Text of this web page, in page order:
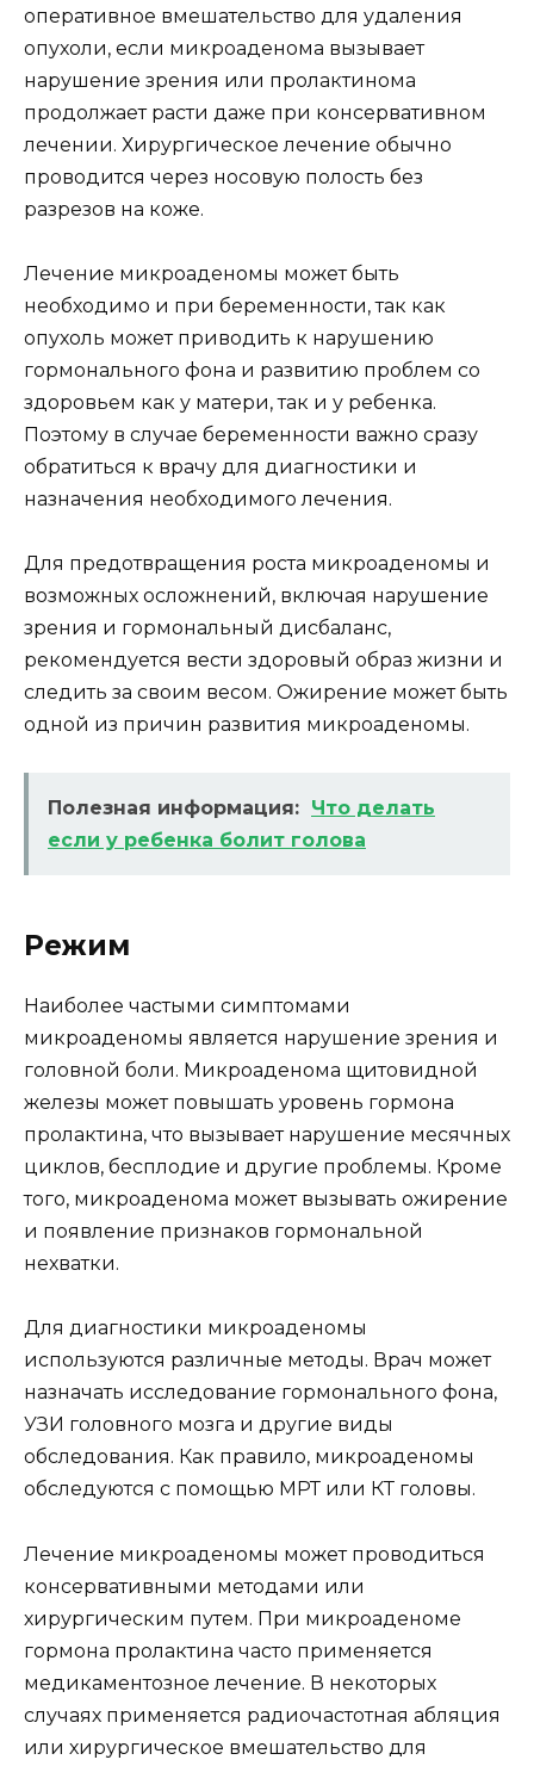
оперативное вмешательство для удаления
опухоли, если микроаденома вызывает
нарушение зрения или пролактинома
продолжает расти даже при консервативном
лечении. Хирургическое лечение обычно
проводится через носовую полость без
разрезов на коже.
Лечение микроаденомы может быть
необходимо и при беременности, так как
опухоль может приводить к нарушению
гормонального фона и развитию проблем со
здоровьем как у матери, так и у ребенка.
Поэтому в случае беременности важно сразу
обратиться к врачу для диагностики и
назначения необходимого лечения.
Для предотвращения роста микроаденомы и
возможных осложнений, включая нарушение
зрения и гормональный дисбаланс,
рекомендуется вести здоровый образ жизни и
следить за своим весом. Ожирение может быть
одной из причин развития микроаденомы.
Полезная информация: Что делать
если у ребенка болит голова
Режим
Наиболее частыми симптомами
микроаденомы является нарушение зрения и
головной боли. Микроаденома щитовидной
железы может повышать уровень гормона
пролактина, что вызывает нарушение месячных
циклов, бесплодие и другие проблемы. Кроме
того, микроаденома может вызывать ожирение
и появление признаков гормональной
нехватки.
Для диагностики микроаденомы
используются различные методы. Врач может
назначать исследование гормонального фона,
УЗИ головного мозга и другие виды
обследования. Как правило, микроаденомы
обследуются с помощью МРТ или КТ головы.
Лечение микроаденомы может проводиться
консервативными методами или
хирургическим путем. При микроаденоме
гормона пролактина часто применяется
медикаментозное лечение. В некоторых
случаях применяется радиочастотная абляция
или хирургическое вмешательство для